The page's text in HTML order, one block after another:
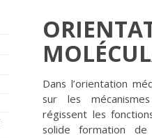
Dans l’orientation
sur les
régissent les
solide formation